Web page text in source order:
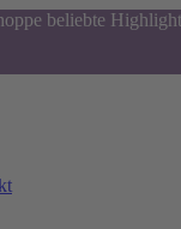
beliebte